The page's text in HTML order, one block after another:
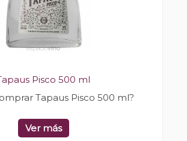
Pisco 500 ml
Tapaus Pisco 500 ml?
Ver más